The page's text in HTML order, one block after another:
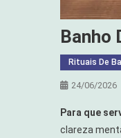
Banho
Rituais De
24/06/2026
Para que
clareza